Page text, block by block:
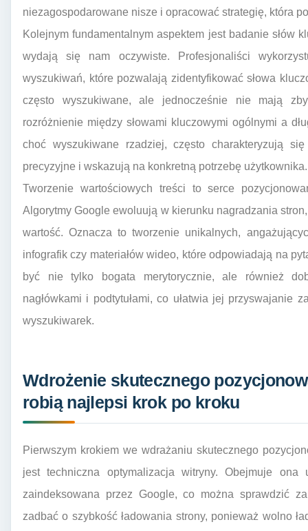
niezagospodarowane nisze i opracować strategię, która
Kolejnym fundamentalnym aspektem jest badanie słów
wydają się nam oczywiste. Profesjonaliści
wyszukiwań, które pozwalają zidentyfikować słowa
często wyszukiwane, ale jednocześnie nie mają
rozróżnienie między słowami kluczowymi ogólnymi a
choć wyszukiwane rzadziej, często charakteryzują
precyzyjne i wskazują na konkretną potrzebę użytkownika.
Tworzenie wartościowych treści to serce
Algorytmy Google ewoluują w kierunku nagradzania
wartość. Oznacza to tworzenie unikalnych,
infografik czy materiałów wideo, które odpowiadają na
być nie tylko bogata merytorycznie, ale również
nagłówkami i podtytułami, co ułatwia jej przyswajanie
wyszukiwarek.
Wdrożenie skutecznego
robią najlepsi krok po kroku
Pierwszym krokiem we wdrażaniu skutecznego
jest techniczna optymalizacja witryny. Obejmuje
zaindeksowana przez Google, co można sprawdzić
zadbać o szybkość ładowania strony, ponieważ wolno